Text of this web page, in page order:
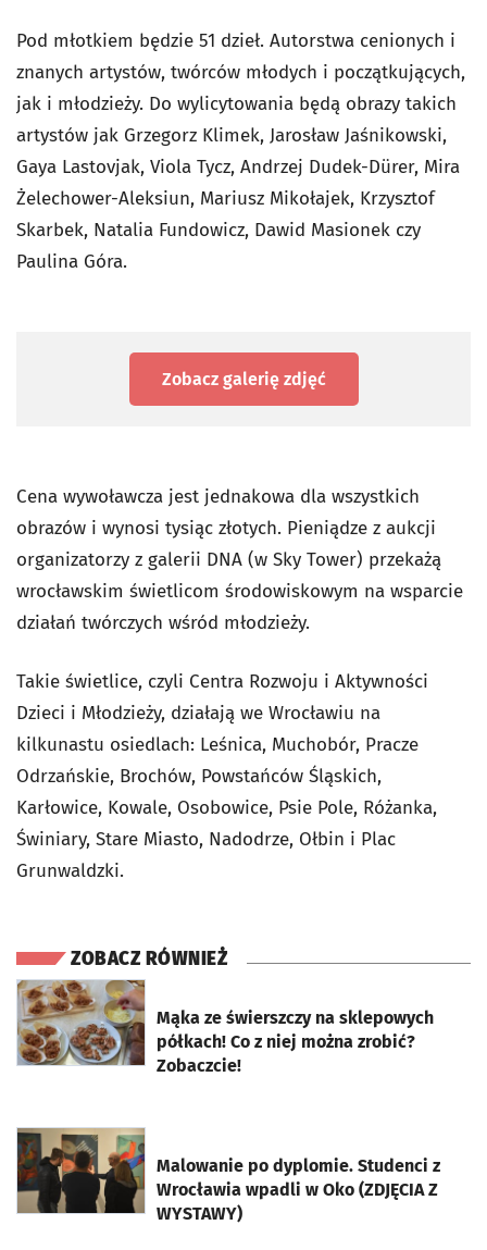
Pod młotkiem będzie 51 dzieł. Autorstwa cenionych i
znanych artystów, twórców młodych i początkujących,
jak i młodzieży. Do wylicytowania będą obrazy takich
artystów jak Grzegorz Klimek, Jarosław Jaśnikowski,
Gaya Lastovjak, Viola Tycz, Andrzej Dudek-Dürer, Mira
Żelechower-Aleksiun, Mariusz Mikołajek, Krzysztof
Skarbek, Natalia Fundowicz, Dawid Masionek czy
Paulina Góra.
Zobacz galerię zdjęć
Cena wywoławcza jest jednakowa dla wszystkich
obrazów i wynosi tysiąc złotych. Pieniądze z aukcji
organizatorzy z galerii DNA (w Sky Tower) przekażą
wrocławskim świetlicom środowiskowym na wsparcie
działań twórczych wśród młodzieży.
Takie świetlice, czyli Centra Rozwoju i Aktywności
Dzieci i Młodzieży, działają we Wrocławiu na
kilkunastu osiedlach: Leśnica, Muchobór, Pracze
Odrzańskie, Brochów, Powstańców Śląskich,
Karłowice, Kowale, Osobowice, Psie Pole, Różanka,
Świniary, Stare Miasto, Nadodrze, Ołbin i Plac
Grunwaldzki.
ZOBACZ RÓWNIEŻ
Mąka ze świerszczy na sklepowych
półkach! Co z niej można zrobić?
Zobaczcie!
otworzy się w nowej karcie
Malowanie po dyplomie. Studenci z
Wrocławia wpadli w Oko (ZDJĘCIA Z
WYSTAWY)
otworzy się w nowej karcie